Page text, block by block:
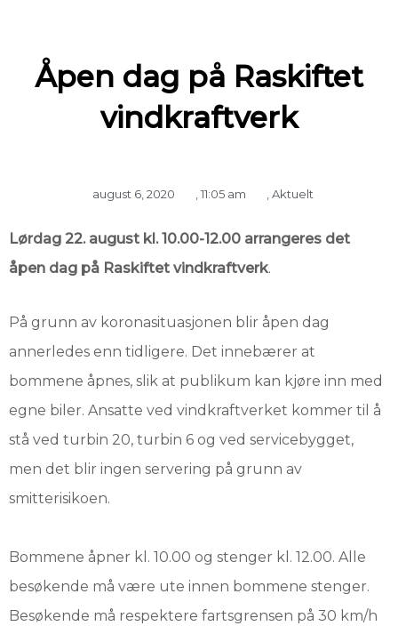
Åpen dag på Raskiftet
vindkraftverk
august 6, 2020 , 11:05 am , Aktuelt
Lørdag 22. august kl. 10.00-12.00 arrangeres det
åpen dag på Raskiftet vindkraftverk.
På grunn av koronasituasjonen blir åpen dag
annerledes enn tidligere. Det innebærer at
bommene åpnes, slik at publikum kan kjøre inn med
egne biler. Ansatte ved vindkraftverket kommer til å
stå ved turbin 20, turbin 6 og ved servicebygget,
men det blir ingen servering på grunn av
smitterisikoen.
Bommene åpner kl. 10.00 og stenger kl. 12.00. Alle
besøkende må være ute innen bommene stenger.
Besøkende må respektere fartsgrensen på 30 km/h